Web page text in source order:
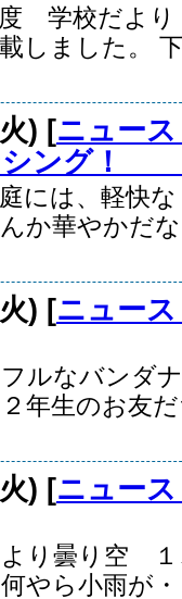
学校だより
しました。
) [ニュー
シング！
には、軽快
か華やかだ
) [ニュー
ルなバンダ
年生のお友
) [ニュー
り曇り空 １
やら小雨が